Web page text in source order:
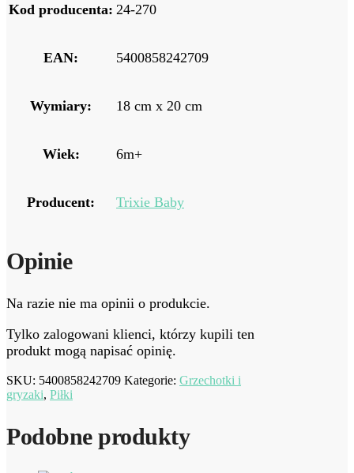
Kod producenta: 24-270
EAN: 5400858242709
Wymiary: 18 cm x 20 cm
Wiek: 6m+
Producent: Trixie Baby
Opinie
Na razie nie ma opinii o produkcie.
Tylko zalogowani klienci, którzy kupili ten
produkt mogą napisać opinię.
SKU: 5400858242709 Kategorie: Grzechotki i
gryzaki, Piłki
Podobne produkty